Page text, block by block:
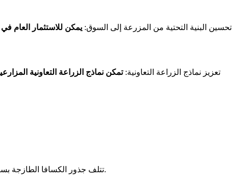
- تحسين البنية التحتية من المزرعة إلى السوق: يمكن للاستثمار العام
- تعزيز نماذج الزراعة التعاونية: تمكن نماذج الزراعة التعاونية
تتلف جذور الكسافا الطازجة بسرعة، ونقص بنية التخزين يؤدي إلى خسائر كبيرة ما بعد الحصاد. يعتبر معالجة هذه المشكلة أمرًا بالغ الأهمية لتحسين ربحية إنتاج الكسافا.